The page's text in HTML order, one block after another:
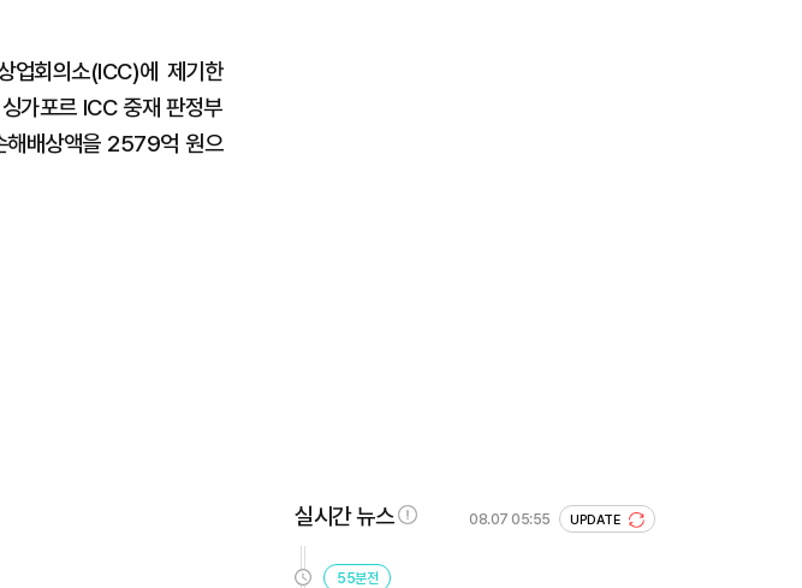
업회의소(ICC)에 제기한
가포르 ICC 중재 판정부
해배상액을 2579억 원으
실시간 뉴스 08.07 05:55 UPDATE
55분전